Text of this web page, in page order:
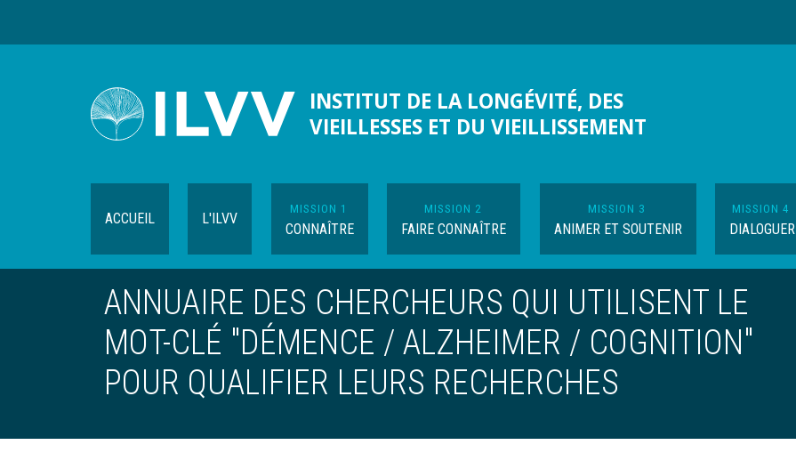
INSTITUT DE LA LONGÉVITÉ, DES
VIEILLESSES ET DU VIEILLISSEMENT
ACCUEIL L'ILVV
MISSION 1
CONNAÎTRE
MISSION 2
FAIRE CONNAÎTRE
MISSION 3
ANIMER ET SOUTENIR
MISSION 4
DIALOGUER
ANNUAIRE DES CHERCHEURS QUI UTILISENT LE
MOT-CLÉ "DÉMENCE / ALZHEIMER / COGNITION"
POUR QUALIFIER LEURS RECHERCHES